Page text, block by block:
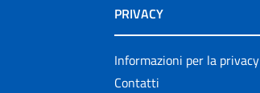
PRIVACY
Informazioni per la privacy
Contatti